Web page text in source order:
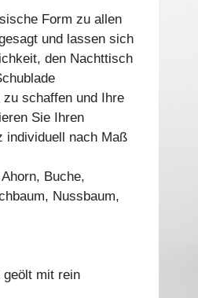
Form zu allen
und lassen sich
den Nachttisch
schaffen und Ihre
Sie Ihren
individuell nach Maß
Buche,
Nussbaum,
geölt mit rein